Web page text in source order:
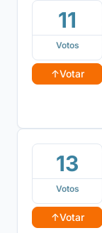
11
Votos
↑Votar
13
Votos
↑Votar